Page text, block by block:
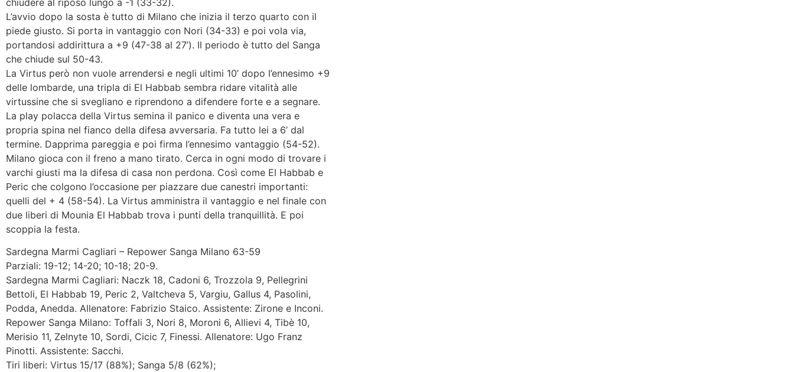
L’avvio dopo la sosta è tutto di Milano che inizia il terzo quarto con il
piede giusto. Si porta in vantaggio con Nori (34-33) e poi vola via,
portandosi addirittura a +9 (47-38 al 27’). Il periodo è tutto del Sanga
che chiude sul 50-43.
La Virtus però non vuole arrendersi e negli ultimi 10’ dopo l’ennesimo +9
delle lombarde, una tripla di El Habbab sembra ridare vitalità alle
virtussine che si svegliano e riprendono a difendere forte e a segnare.
La play polacca della Virtus semina il panico e diventa una vera e
propria spina nel fianco della difesa avversaria. Fa tutto lei a 6’ dal
termine. Dapprima pareggia e poi firma l’ennesimo vantaggio (54-52).
Milano gioca con il freno a mano tirato. Cerca in ogni modo di trovare i
varchi giusti ma la difesa di casa non perdona. Così come El Habbab e
Peric che colgono l’occasione per piazzare due canestri importanti:
quelli del + 4 (58-54). La Virtus amministra il vantaggio e nel finale con
due liberi di Mounia El Habbab trova i punti della tranquillità. E poi
scoppia la festa.
Sardegna Marmi Cagliari – Repower Sanga Milano 63-59
Parziali: 19-12; 14-20; 10-18; 20-9.
Sardegna Marmi Cagliari: Naczk 18, Cadoni 6, Trozzola 9, Pellegrini
Bettoli, El Habbab 19, Peric 2, Valtcheva 5, Vargiu, Gallus 4, Pasolini,
Podda, Anedda. Allenatore: Fabrizio Staico. Assistente: Zirone e Inconi.
Repower Sanga Milano: Toffali 3, Nori 8, Moroni 6, Allievi 4, Tibè 10,
Merisio 11, Zelnyte 10, Sordi, Cicic 7, Finessi. Allenatore: Ugo Franz
Pinotti. Assistente: Sacchi.
Tiri liberi: Virtus 15/17 (88%); Sanga 5/8 (62%);